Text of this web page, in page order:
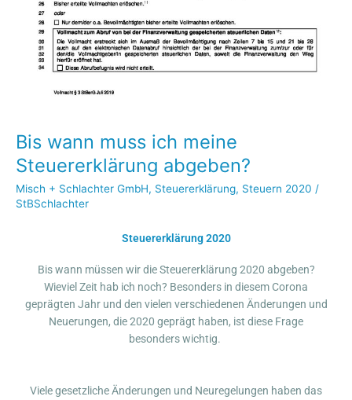
Bis wann muss ich meine
Steuererklärung abgeben?
Misch + Schlachter GmbH, Steuererklärung, Steuern 2020 /
StBSchlachter
Steuererklärung 2020
Bis wann müssen wir die Steuererklärung 2020 abgeben?
Wieviel Zeit hab ich noch? Besonders in diesem Corona
geprägten Jahr und den vielen verschiedenen Änderungen und
Neuerungen, die 2020 geprägt haben, ist diese Frage
besonders wichtig.
Viele gesetzliche Änderungen und Neuregelungen haben das